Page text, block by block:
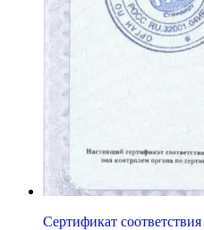
Сертификат соответствия